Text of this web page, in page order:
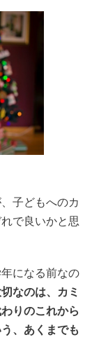
子どもへのカ
で良いかと思
になる前なの
なのは、カミ
りのこれから
、あくまでも